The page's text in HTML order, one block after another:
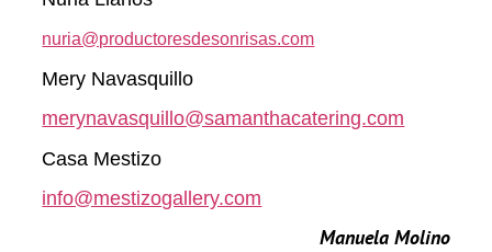
nuria@productoresdesonrisas.com
Mery Navasquillo
merynavasquillo@samanthacatering.com
Casa Mestizo
info@mestizogallery.com
Manuela Molino